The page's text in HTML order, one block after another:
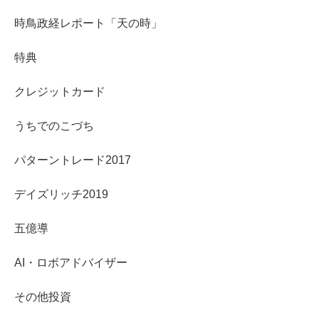
時鳥政経レポート「天の時」
特典
クレジットカード
うちでのこづち
パターントレード2017
デイズリッチ2019
五億導
AI・ロボアドバイザー
その他投資